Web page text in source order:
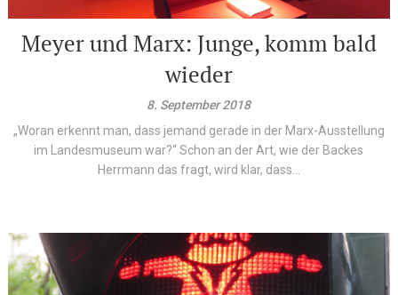
Meyer und Marx: Junge, komm bald
wieder
8. September 2018
„Woran erkennt man, dass jemand gerade in der Marx-Ausstellung
im Landesmuseum war?“ Schon an der Art, wie der Backes
Herrmann das fragt, wird klar, dass...